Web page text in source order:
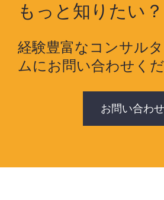
もっと知りたい？
経験豊富なコンサル
ムにお問い合わせくだ
お問い合わせ